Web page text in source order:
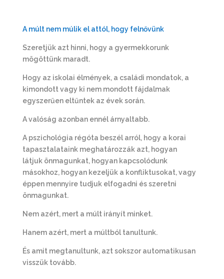
A múlt nem múlik el attól, hogy felnővünk
Szeretjük azt hinni, hogy a gyermekkorunk
mögöttünk maradt.
Hogy az iskolai élmények, a családi mondatok, a
kimondott vagy ki nem mondott fájdalmak
egyszerűen eltűntek az évek során.
A valóság azonban ennél árnyaltabb.
A pszichológia régóta beszél arról, hogy a korai
tapasztalataink meghatározzák azt, hogyan
látjuk önmagunkat, hogyan kapcsolódunk
másokhoz, hogyan kezeljük a konfliktusokat, vagy
éppen mennyire tudjuk elfogadni és szeretni
önmagunkat.
Nem azért, mert a múlt irányít minket.
Hanem azért, mert a múltból tanultunk.
És amit megtanultunk, azt sokszor automatikusan
visszük tovább.